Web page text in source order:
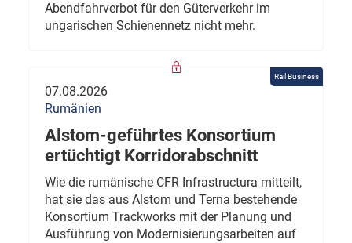
Abendfahrverbot für den Güterverkehr im
ungarischen Schienennetz nicht mehr.
Rail Business
07.08.2026
Rumänien
Alstom-geführtes Konsortium
ertüchtigt Korridorabschnitt
Wie die rumänische CFR Infrastructura mitteilt,
hat sie das aus Alstom und Terna bestehende
Konsortium Trackworks mit der Planung und
Ausführung von Modernisierungsarbeiten auf